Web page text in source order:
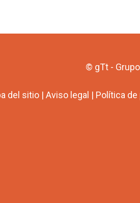
© gTt -
del sitio| Aviso legal | Política de